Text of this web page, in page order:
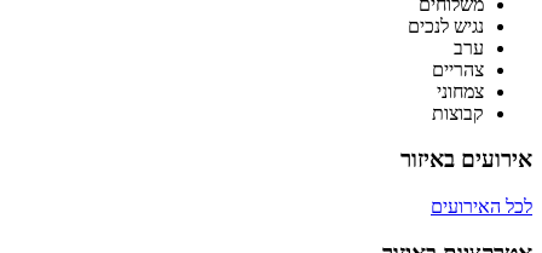
נגיש לנכים
ערב
צהריים
צמחוני
קבוצות
אירועים באיזור
לכל האירועים